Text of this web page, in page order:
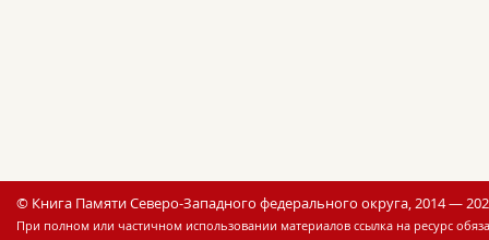
© Книга Памяти Северо-Западного федерального округа, 2014 —
При полном или частичном использовании материалов ссылка на ресурс